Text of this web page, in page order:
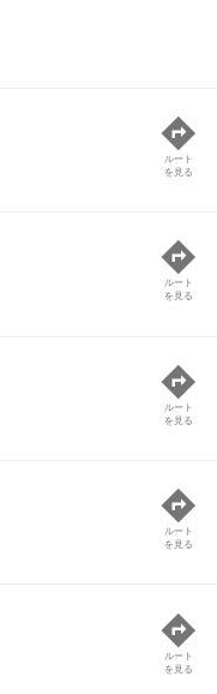
ルート
を見る
ルート
を見る
ルート
を見る
ルート
を見る
ルート
を見る